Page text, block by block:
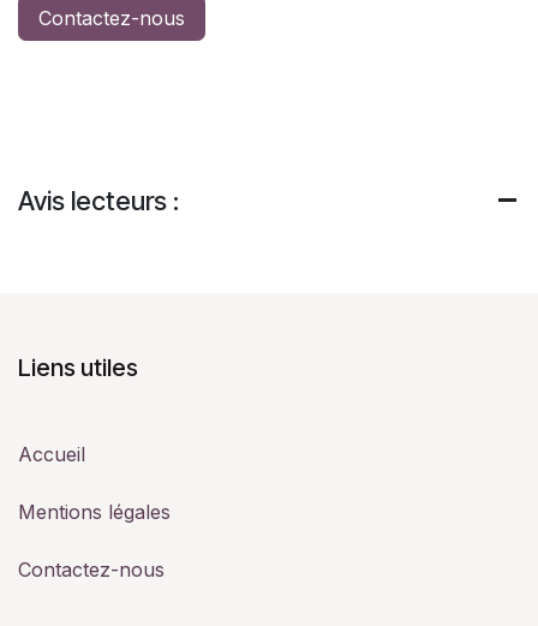
Contactez-nous
Avis lecteurs :
Liens utiles
Accueil
Mentions légales
Contactez-nous